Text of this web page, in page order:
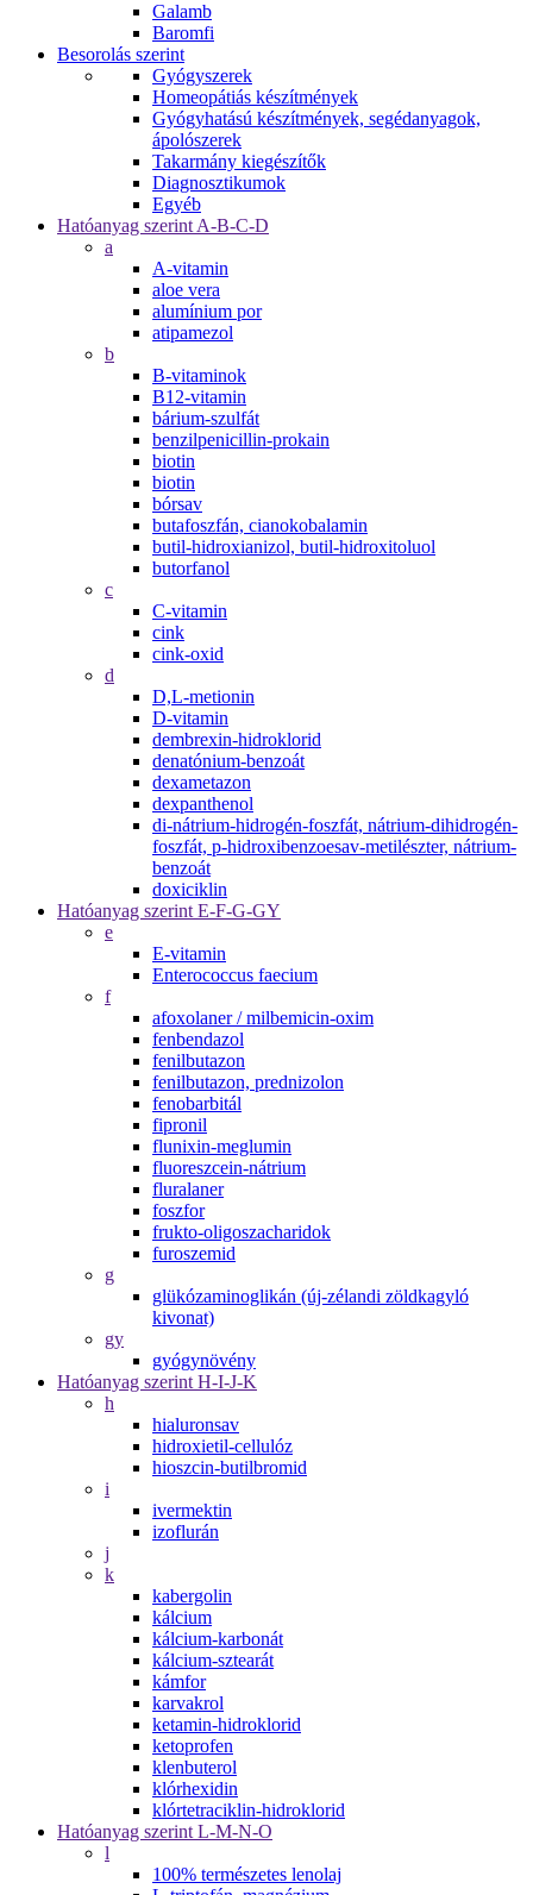
Galamb
Baromfi
Besorolás szerint
Gyógyszerek
Homeopátiás készítmények
Gyógyhatású készítmények, segédanyagok,
ápolószerek
Takarmány kiegészítők
Diagnosztikumok
Egyéb
Hatóanyag szerint A-B-C-D
a
A-vitamin
aloe vera
alumínium por
atipamezol
b
B-vitaminok
B12-vitamin
bárium-szulfát
benzilpenicillin-prokain
biotin
biotin
bórsav
butafoszfán, cianokobalamin
butil-hidroxianizol, butil-hidroxitoluol
butorfanol
c
C-vitamin
cink
cink-oxid
d
D,L-metionin
D-vitamin
dembrexin-hidroklorid
denatónium-benzoát
dexametazon
dexpanthenol
di-nátrium-hidrogén-foszfát, nátrium-dihidrogén-
foszfát, p-hidroxibenzoesav-metilészter, nátrium-
benzoát
doxiciklin
Hatóanyag szerint E-F-G-GY
e
E-vitamin
Enterococcus faecium
f
afoxolaner / milbemicin-oxim
fenbendazol
fenilbutazon
fenilbutazon, prednizolon
fenobarbitál
fipronil
flunixin-meglumin
fluoreszcein-nátrium
fluralaner
foszfor
frukto-oligoszacharidok
furoszemid
g
glükózaminoglikán (új-zélandi zöldkagyló
kivonat)
gy
gyógynövény
Hatóanyag szerint H-I-J-K
h
hialuronsav
hidroxietil-cellulóz
hioszcin-butilbromid
i
ivermektin
izoflurán
j
k
kabergolin
kálcium
kálcium-karbonát
kálcium-sztearát
kámfor
karvakrol
ketamin-hidroklorid
ketoprofen
klenbuterol
klórhexidin
klórtetraciklin-hidroklorid
Hatóanyag szerint L-M-N-O
l
100% természetes lenolaj